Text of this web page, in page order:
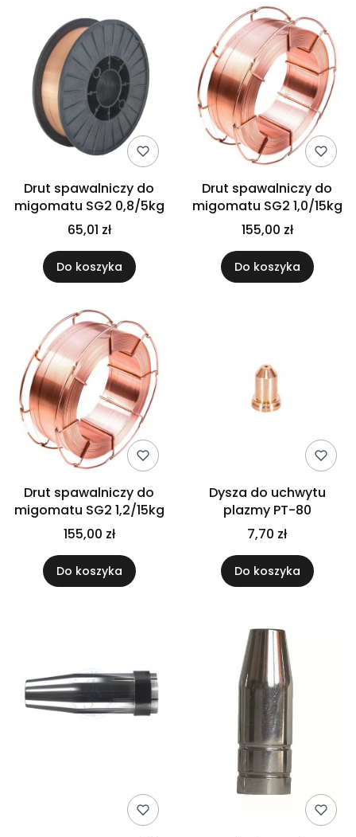
Drut spawalniczy do
migomatu SG2 0,8/5kg
65,01 zł
Do koszyka
Drut spawalniczy do
migomatu SG2 1,0/15kg
155,00 zł
Do koszyka
Drut spawalniczy do
migomatu SG2 1,2/15kg
155,00 zł
Do koszyka
Dysza do uchwytu
plazmy PT-80
7,70 zł
Do koszyka